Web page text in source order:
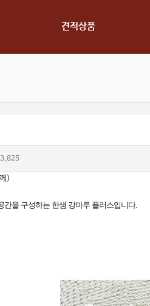
견적상품
)
을 구성하는 한샘 강마루 플러스입니다.